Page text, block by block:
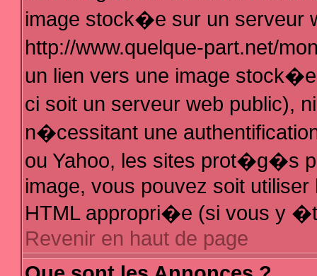
image stock�e sur un serveur
http://www.quelque-part.net/
un lien vers une image
ci soit un serveur web public),
n�cessitant une
ou Yahoo, les sites prot�g�s
image, vous pouvez soit
HTML appropri�e (si vous y
Revenir en haut de page